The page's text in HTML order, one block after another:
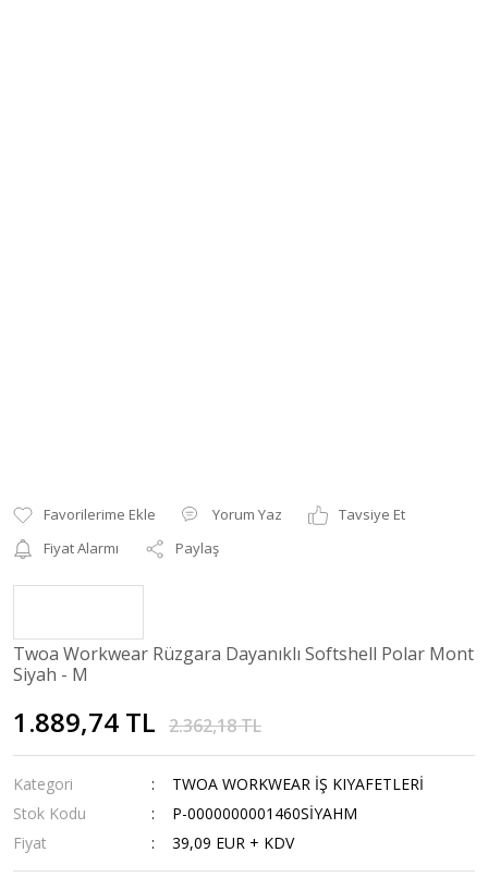
Yorum Yaz
Tavsiye Et
Fiyat Alarmı
Paylaş
Twoa Workwear Rüzgara Dayanıklı Softshell Polar Mont
Siyah - M
1.889,74 TL 2.362,18 TL
Kategori
TWOA WORKWEAR İŞ KIYAFETLERİ
Stok Kodu
P-0000000001460SİYAHM
Fiyat
39,09 EUR + KDV